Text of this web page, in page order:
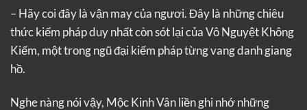
– Hãy coi đây là vận may của ngươi. Đây là những chiêu
thức kiếm pháp duy nhất còn sót lại của Vô Nguyệt Không
Kiếm, một trong ngũ đại kiếm pháp từng vang danh giang
hồ.
Nghe nàng nói vậy, Mộc Kinh Vân liền ghi nhớ những